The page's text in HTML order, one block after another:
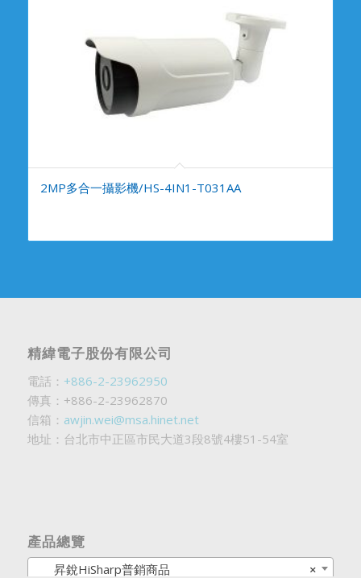
2MP多合一攝影機/HS-4IN1-T031AA
精緯電子股份有限公司
電話： +886-2-23962950
傳真：+886-2-23962870
信箱： awjin.wei@msa.hinet.net
地址：台北市中正區市民大道3段8號4樓51-54室
產品總覽
×
昇銳HiSharp普銷商品